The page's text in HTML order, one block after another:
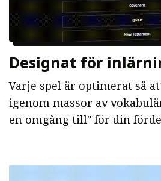
Designat för
Varje spel är optimerat så
igenom massor av
en omgång till" för din